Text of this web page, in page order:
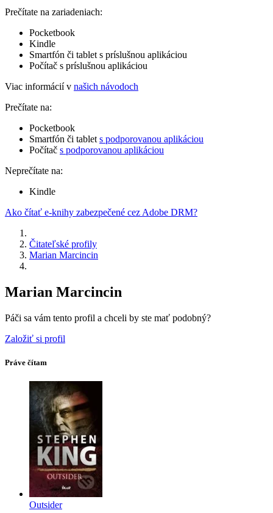
Prečítate na zariadeniach:
Pocketbook
Kindle
Smartfón či tablet s príslušnou aplikáciou
Počítač s príslušnou aplikáciou
Viac informácií v našich návodoch
Prečítate na:
Pocketbook
Smartfón či tablet s podporovanou aplikáciou
Počítač s podporovanou aplikáciou
Neprečítate na:
Kindle
Ako čítať e-knihy zabezpečené cez Adobe DRM?
Čitateľské profily
Marian Marcincin
Marian Marcincin
Páči sa vám tento profil a chceli by ste mať podobný?
Založiť si profil
Práve čítam
Outsider